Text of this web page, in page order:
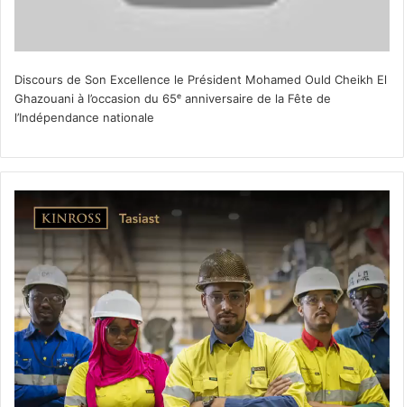
Discours de Son Excellence le Président Mohamed Ould Cheikh El
Ghazouani à l’occasion du 65ᵉ anniversaire de la Fête de
l’Indépendance nationale